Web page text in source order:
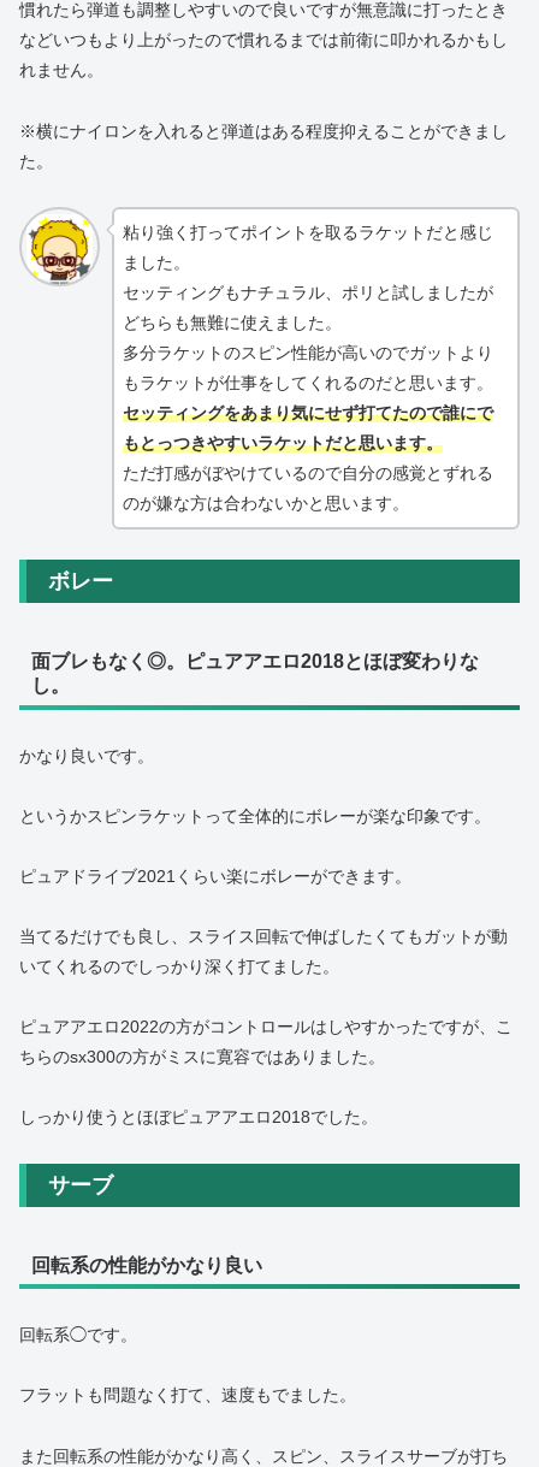
慣れたら弾道も調整しやすいので良いですが無意識に打ったとき
などいつもより上がったので慣れるまでは前衛に叩かれるかもし
れません。
※横にナイロンを入れると弾道はある程度抑えることができまし
た。
粘り強く打ってポイントを取るラケットだと感じ
ました。
セッティングもナチュラル、ポリと試しましたが
どちらも無難に使えました。
多分ラケットのスピン性能が高いのでガットより
もラケットが仕事をしてくれるのだと思います。
セッティングをあまり気にせず打てたので誰にで
もとっつきやすいラケットだと思います。
ただ打感がぼやけているので自分の感覚とずれる
のが嫌な方は合わないかと思います。
ボレー
面ブレもなく◎。ピュアアエロ2018とほぼ変わりな
し。
かなり良いです。
というかスピンラケットって全体的にボレーが楽な印象です。
ピュアドライブ2021くらい楽にボレーができます。
当てるだけでも良し、スライス回転で伸ばしたくてもガットが動
いてくれるのでしっかり深く打てました。
ピュアアエロ2022の方がコントロールはしやすかったですが、こ
ちらのsx300の方がミスに寛容ではありました。
しっかり使うとほぼピュアアエロ2018でした。
サーブ
回転系の性能がかなり良い
回転系◯です。
フラットも問題なく打て、速度もでました。
また回転系の性能がかなり高く、スピン、スライスサーブが打ち